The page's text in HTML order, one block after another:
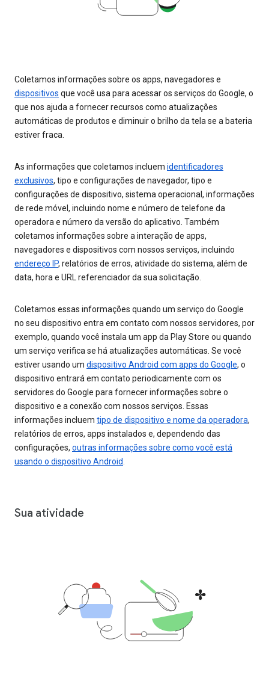
Coletamos informações sobre os apps, navegadores e
dispositivos que você usa para acessar os serviços do Google, o
que nos ajuda a fornecer recursos como atualizações
automáticas de produtos e diminuir o brilho da tela se a bateria
estiver fraca.
As informações que coletamos incluem identificadores
exclusivos, tipo e configurações de navegador, tipo e
configurações de dispositivo, sistema operacional, informações
de rede móvel, incluindo nome e número de telefone da
operadora e número da versão do aplicativo. Também
coletamos informações sobre a interação de apps,
navegadores e dispositivos com nossos serviços, incluindo
endereço IP, relatórios de erros, atividade do sistema, além de
data, hora e URL referenciador da sua solicitação.
Coletamos essas informações quando um serviço do Google
no seu dispositivo entra em contato com nossos servidores, por
exemplo, quando você instala um app da Play Store ou quando
um serviço verifica se há atualizações automáticas. Se você
estiver usando um dispositivo Android com apps do Google, o
dispositivo entrará em contato periodicamente com os
servidores do Google para fornecer informações sobre o
dispositivo e a conexão com nossos serviços. Essas
informações incluem tipo de dispositivo e nome da operadora,
relatórios de erros, apps instalados e, dependendo das
configurações, outras informações sobre como você está
usando o dispositivo Android.
Sua atividade